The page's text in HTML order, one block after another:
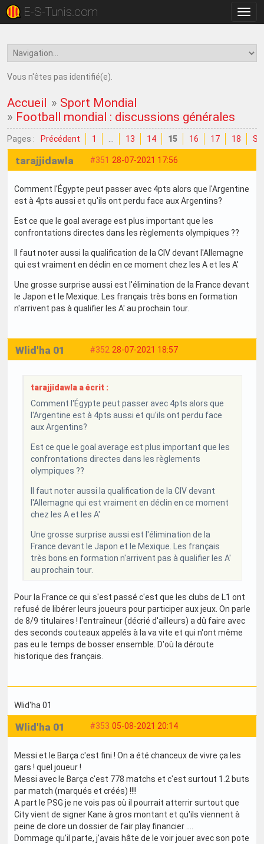
la
E-S-Tunis.com
Vous n'êtes pas identifié(e).
Accueil » Sport Mondial
» Football mondial : discussions générales
Pages : Précédent 1 13 14 15 16 17 18
#351 28-07-2021 17:56
tarajjidawla
Comment l'Égypte peut passer avec 4pts alors que l'Argentine
est à 4pts aussi et qu'ils ont perdu face aux Argentins?
Est ce que le goal average est plus important que les
confrontations directes dans les règlements olympiques ??
Il faut noter aussi la qualification de la CIV devant l'Allemagne
qui est vraiment en déclin en ce moment chez les A et les A'
Une grosse surprise aussi est l'élimination de la France devant
le Japon et le Mexique. Les français très bons en formation
n'arrivent pas à qualifier les A' au prochain tour.
#352 28-07-2021 18:57
Wlid'ha 01
tarajjidawla a écrit :
Comment l'Égypte peut passer avec 4pts alors que
l'Argentine est à 4pts aussi et qu'ils ont perdu face
aux Argentins?
Est ce que le goal average est plus important que les
confrontations directes dans les règlements
olympiques ??
Il faut noter aussi la qualification de la CIV devant
l'Allemagne qui est vraiment en déclin en ce moment
chez les A et les A'
Une grosse surprise aussi est l'élimination de la
France devant le Japon et le Mexique. Les français
très bons en formation n'arrivent pas à qualifier les A'
au prochain tour.
Pour la France ce qui s'est passé c'est que les clubs de L1 ont
refusé de libérer leurs joueurs pour participer aux jeux. On parle
de 8/9 titulaires ! l'entraîneur (décrié d'ailleurs) a dû faire avec
des seconds couteaux appelés à la va vite et qui n'ont même
pas eu le temps de bosser ensemble. D'où la déroute
historique des français.
Wlid'ha 01
#353 05-08-2021 20:14
Wlid'ha 01
Messi et le Barça c'est fini ! On a été chanceux de vivre ça les
gars ! quel joueur !
Messi avec le Barça c'est 778 matchs et c'est surtout 1.2 buts
par match (marqués et créés) !!!!
A part le PSG je ne vois pas où il pourrait atterrir surtout que
City vient de signer Kane à gros montant et qu'ils viennent à
peine de clore un dossier de fair play financier ....
Dommage qu'il parte, j'avais hâte de le voir jouer avec son pote